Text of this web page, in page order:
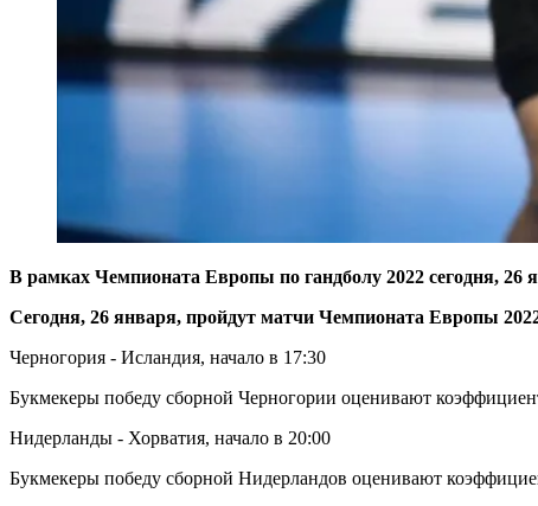
В рамках Чемпионата Европы по гандболу 2022 сегодня,
Сегодня, 26 января, пройдут матчи Чемпионата Европы
Черногория - Исландия, начало в 17:30
Букмекеры победу сборной Черногории оценивают
Нидерланды - Хорватия, начало в 20:00
Букмекеры победу сборной Нидерландов оценивают